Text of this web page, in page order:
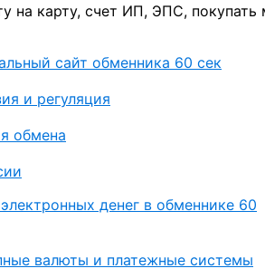
на карту, счет ИП, ЭПС,
сайт обменника 60 сек
и регуляция
обмена
денег в обменнике 60
валюты и платежные системы